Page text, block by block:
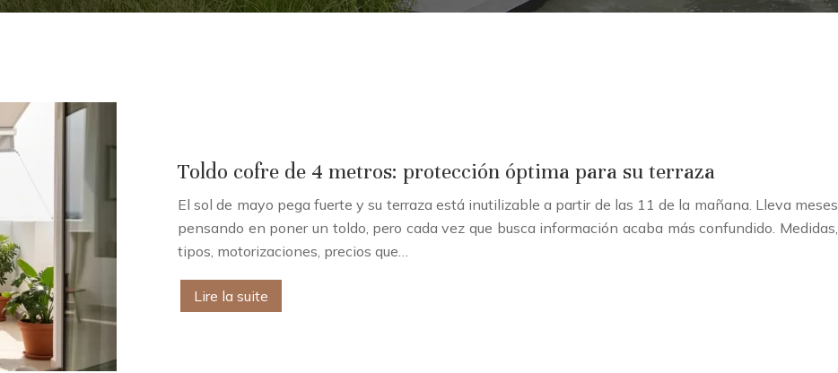
Toldo cofre de 4 metros: protección óptima para su terraza
El sol de mayo pega fuerte y su terraza está inutilizable a partir de las 11 de la mañana. Lleva meses
pensando en poner un toldo, pero cada vez que busca información acaba más confundido. Medidas,
tipos, motorizaciones, precios que…
Lire la suite